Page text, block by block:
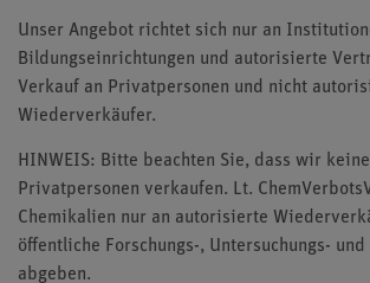
Unser Angebot richtet sich nur an
Bildungseinrichtungen und autorisierte
Verkauf an Privatpersonen und nicht
Wiederverkäufer.
HINWEIS: Bitte beachten Sie, dass wir
Privatpersonen verkaufen. Lt.
Chemikalien nur an autorisierte
öffentliche Forschungs-, Untersuchungs-
abgeben.